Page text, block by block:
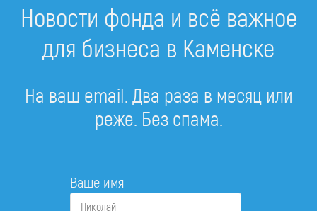
Новости фонда и всё важное
для бизнеса в Каменске
На ваш email. Два раза в месяц или
реже. Без спама.
Ваше имя